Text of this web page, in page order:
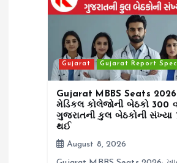
Gujarat Gujarat Report
Gujarat MBBS Seats
મેડિકલ કોલેજોની બેઠકો 300
ગુજરાતની કુલ બેઠકોની સંખ્યા
થઈ
August 8, 2026